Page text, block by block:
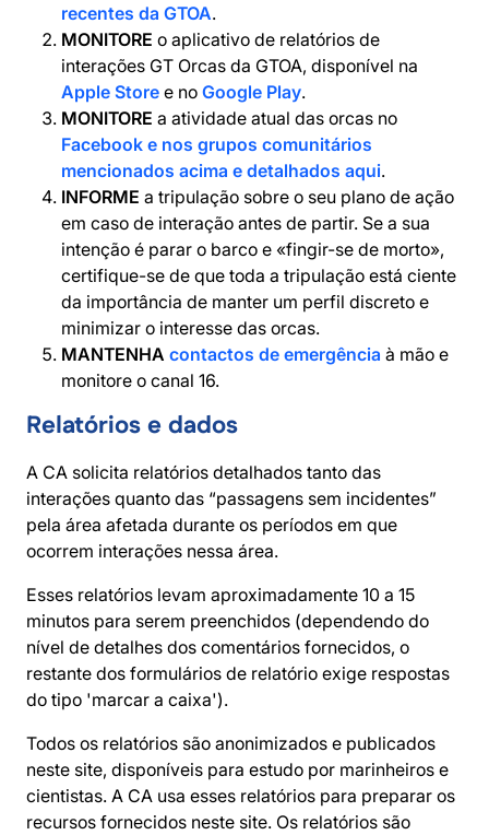
recentes da GTOA.
MONITORE o aplicativo de relatórios de
interações GT Orcas da GTOA, disponível na
Apple Store e no Google Play.
MONITORE a atividade atual das orcas no
Facebook e nos grupos comunitários
mencionados acima e detalhados aqui.
INFORME a tripulação sobre o seu plano de ação
em caso de interação antes de partir. Se a sua
intenção é parar o barco e «fingir-se de morto»,
certifique-se de que toda a tripulação está ciente
da importância de manter um perfil discreto e
minimizar o interesse das orcas.
MANTENHA contactos de emergência à mão e
monitore o canal 16.
Relatórios e dados
A CA solicita relatórios detalhados tanto das
interações quanto das “passagens sem incidentes”
pela área afetada durante os períodos em que
ocorrem interações nessa área.
Esses relatórios levam aproximadamente 10 a 15
minutos para serem preenchidos (dependendo do
nível de detalhes dos comentários fornecidos, o
restante dos formulários de relatório exige respostas
do tipo 'marcar a caixa').
Todos os relatórios são anonimizados e publicados
neste site, disponíveis para estudo por marinheiros e
cientistas. A CA usa esses relatórios para preparar os
recursos fornecidos neste site. Os relatórios são